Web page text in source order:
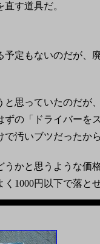
す道具だ。
予定もないのだが
と思っていたのだ
の「ドライバーを
汚いブツだったか
うかと思うような価
1000円以下で落と